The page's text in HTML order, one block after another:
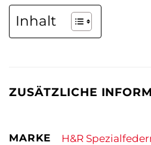
Inhalt
ZUSÄTZLICHE
MARKE H&R